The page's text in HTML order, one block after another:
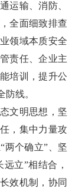
运输、消防、
全面细致排查
领域本质安全
责任、企业主
培训，提升公
线。
文明思想，坚
，集中力量攻
两个确立”、坚
立”相结合，
效机制，协同